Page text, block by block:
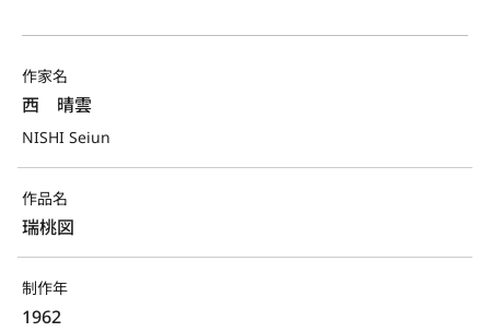
作家名
西　晴雲
NISHI Seiun
作品名
瑞桃図
制作年
1962